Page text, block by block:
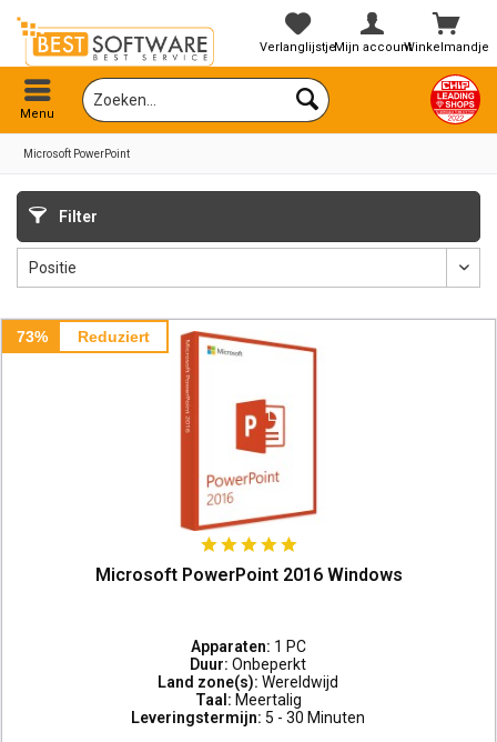
Winkelmandje
VerlanglijstjeMijn account
Menu
Microsoft PowerPoint
Filter
73% Reduziert
Microsoft PowerPoint 2016 Windows
Apparaten: 1 PC
Duur:Onbeperkt
Land zone(s):Wereldwijd
Taal: Meertalig
Leveringstermijn: 5 - 30 Minuten